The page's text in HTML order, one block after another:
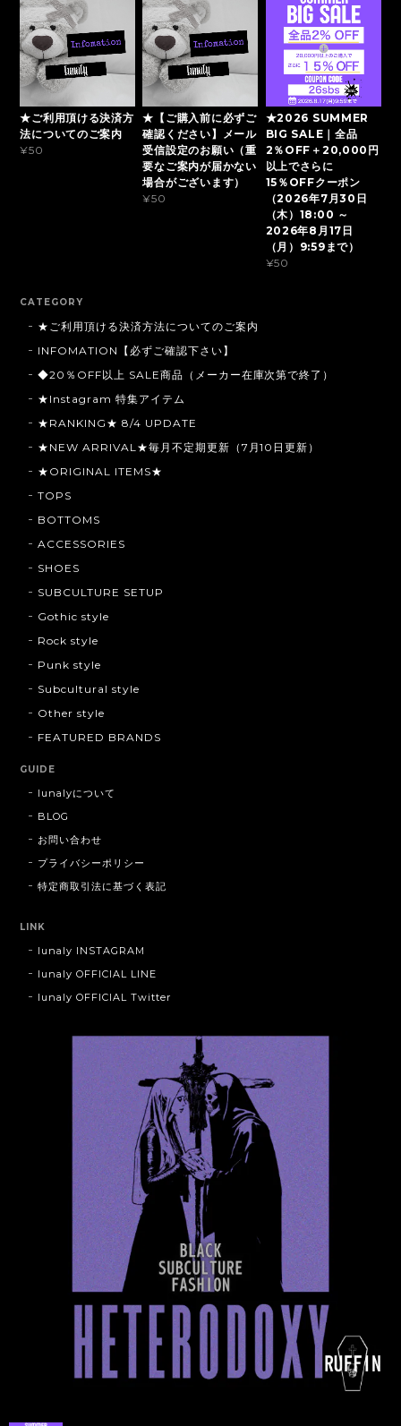
★ご利用頂ける決済方
法についてのご案内
¥50
★【ご購入前に必ずご
確認ください】メール
受信設定のお願い（重
要なご案内が届かない
場合がございます）
¥50
★2026 SUMMER
BIG SALE｜全品
2％OFF＋20,000円
以上でさらに
15％OFFクーポン
（2026年7月30日
（木）18:00 ～
2026年8月17日
（月）9:59まで）
¥50
CATEGORY
★ご利用頂ける決済方法についてのご案内
INFOMATION【必ずご確認下さい】
◆20％OFF以上 SALE商品（メーカー在庫次第で終了）
★Instagram 特集アイテム
★RANKING★ 8/4 UPDATE
★NEW ARRIVAL★毎月不定期更新（7月10日更新）
★ORIGINAL ITEMS★
TOPS
BOTTOMS
ACCESSORIES
SHOES
SUBCULTURE SETUP
Gothic style
Rock style
Punk style
Subcultural style
Other style
FEATURED BRANDS
GUIDE
lunalyについて
BLOG
お問い合わせ
プライバシーポリシー
特定商取引法に基づく表記
LINK
lunaly INSTAGRAM
lunaly OFFICIAL LINE
lunaly OFFICIAL Twitter